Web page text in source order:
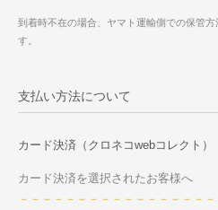
到着時不在の場合、ヤマト運輸側での保管
す。
支払い方法について
カード決済（クロネコwebコレクト）
カード決済を選択されたお客様へ
－－－－－－－－－－－－－－－－